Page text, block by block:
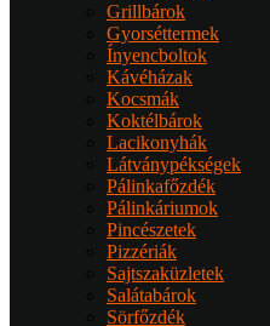
Grillbárok
Gyorséttermek
Ínyencboltok
Kávéházak
Kocsmák
Koktélbárok
Lacikonyhák
Látványpékségek
Pálinkafőzdék
Pálinkáriumok
Pincészetek
Pizzériák
Sajtszaküzletek
Salátabárok
Sörfőzdék